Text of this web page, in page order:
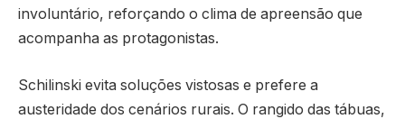
involuntário, reforçando o clima de apreensão que
acompanha as protagonistas.
Schilinski evita soluções vistosas e prefere a
austeridade dos cenários rurais. O rangido das tábuas,